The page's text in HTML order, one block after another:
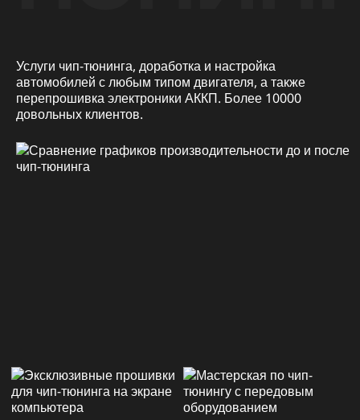
Услуги чип-тюнинга, доработка и настройка
автомобилей с любым типом двигателя, а также
перепрошивка электроники АККП. Более 10000
довольных клиентов.